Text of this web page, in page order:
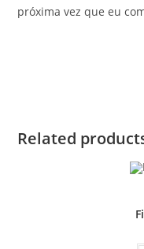
próxima vez que eu
Related